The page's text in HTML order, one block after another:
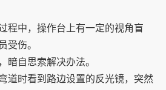
程中，操作台上有一定的视角盲
受伤。
暗自思索解决办法。
道时看到路边设置的反光镜，突然